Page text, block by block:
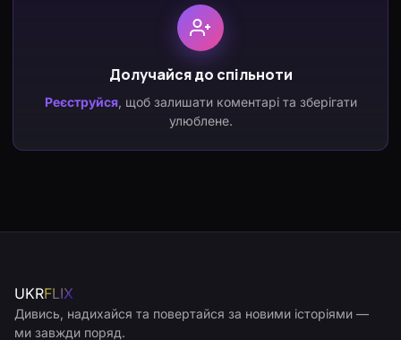
Долучайся до спільноти
Реєструйся, щоб залишати коментарі та зберігати
улюблене.
UKRFLIX
Дивись, надихайся та повертайся за новими історіями —
ми завжди поряд.